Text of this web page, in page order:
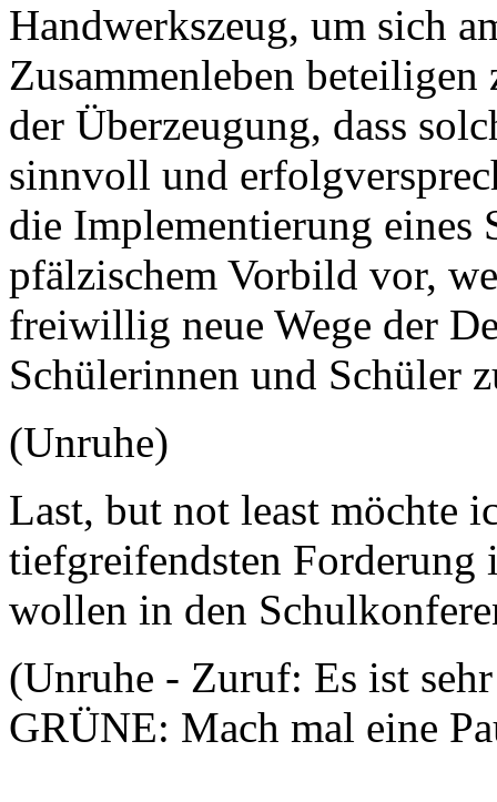
Handwerkszeug, um sich
Zusammenleben
der Überzeugung, dass
sinnvoll und
die Implementierung eines
pfälzischem Vorbild vor,
freiwillig neue Wege der
Schülerinnen und Schüler
(Unruhe)
Last, but not least möchte
tiefgreifendsten Forderung
wollen in den
(Unruhe - Zuruf: Es ist
GRÜNE: Mach mal eine